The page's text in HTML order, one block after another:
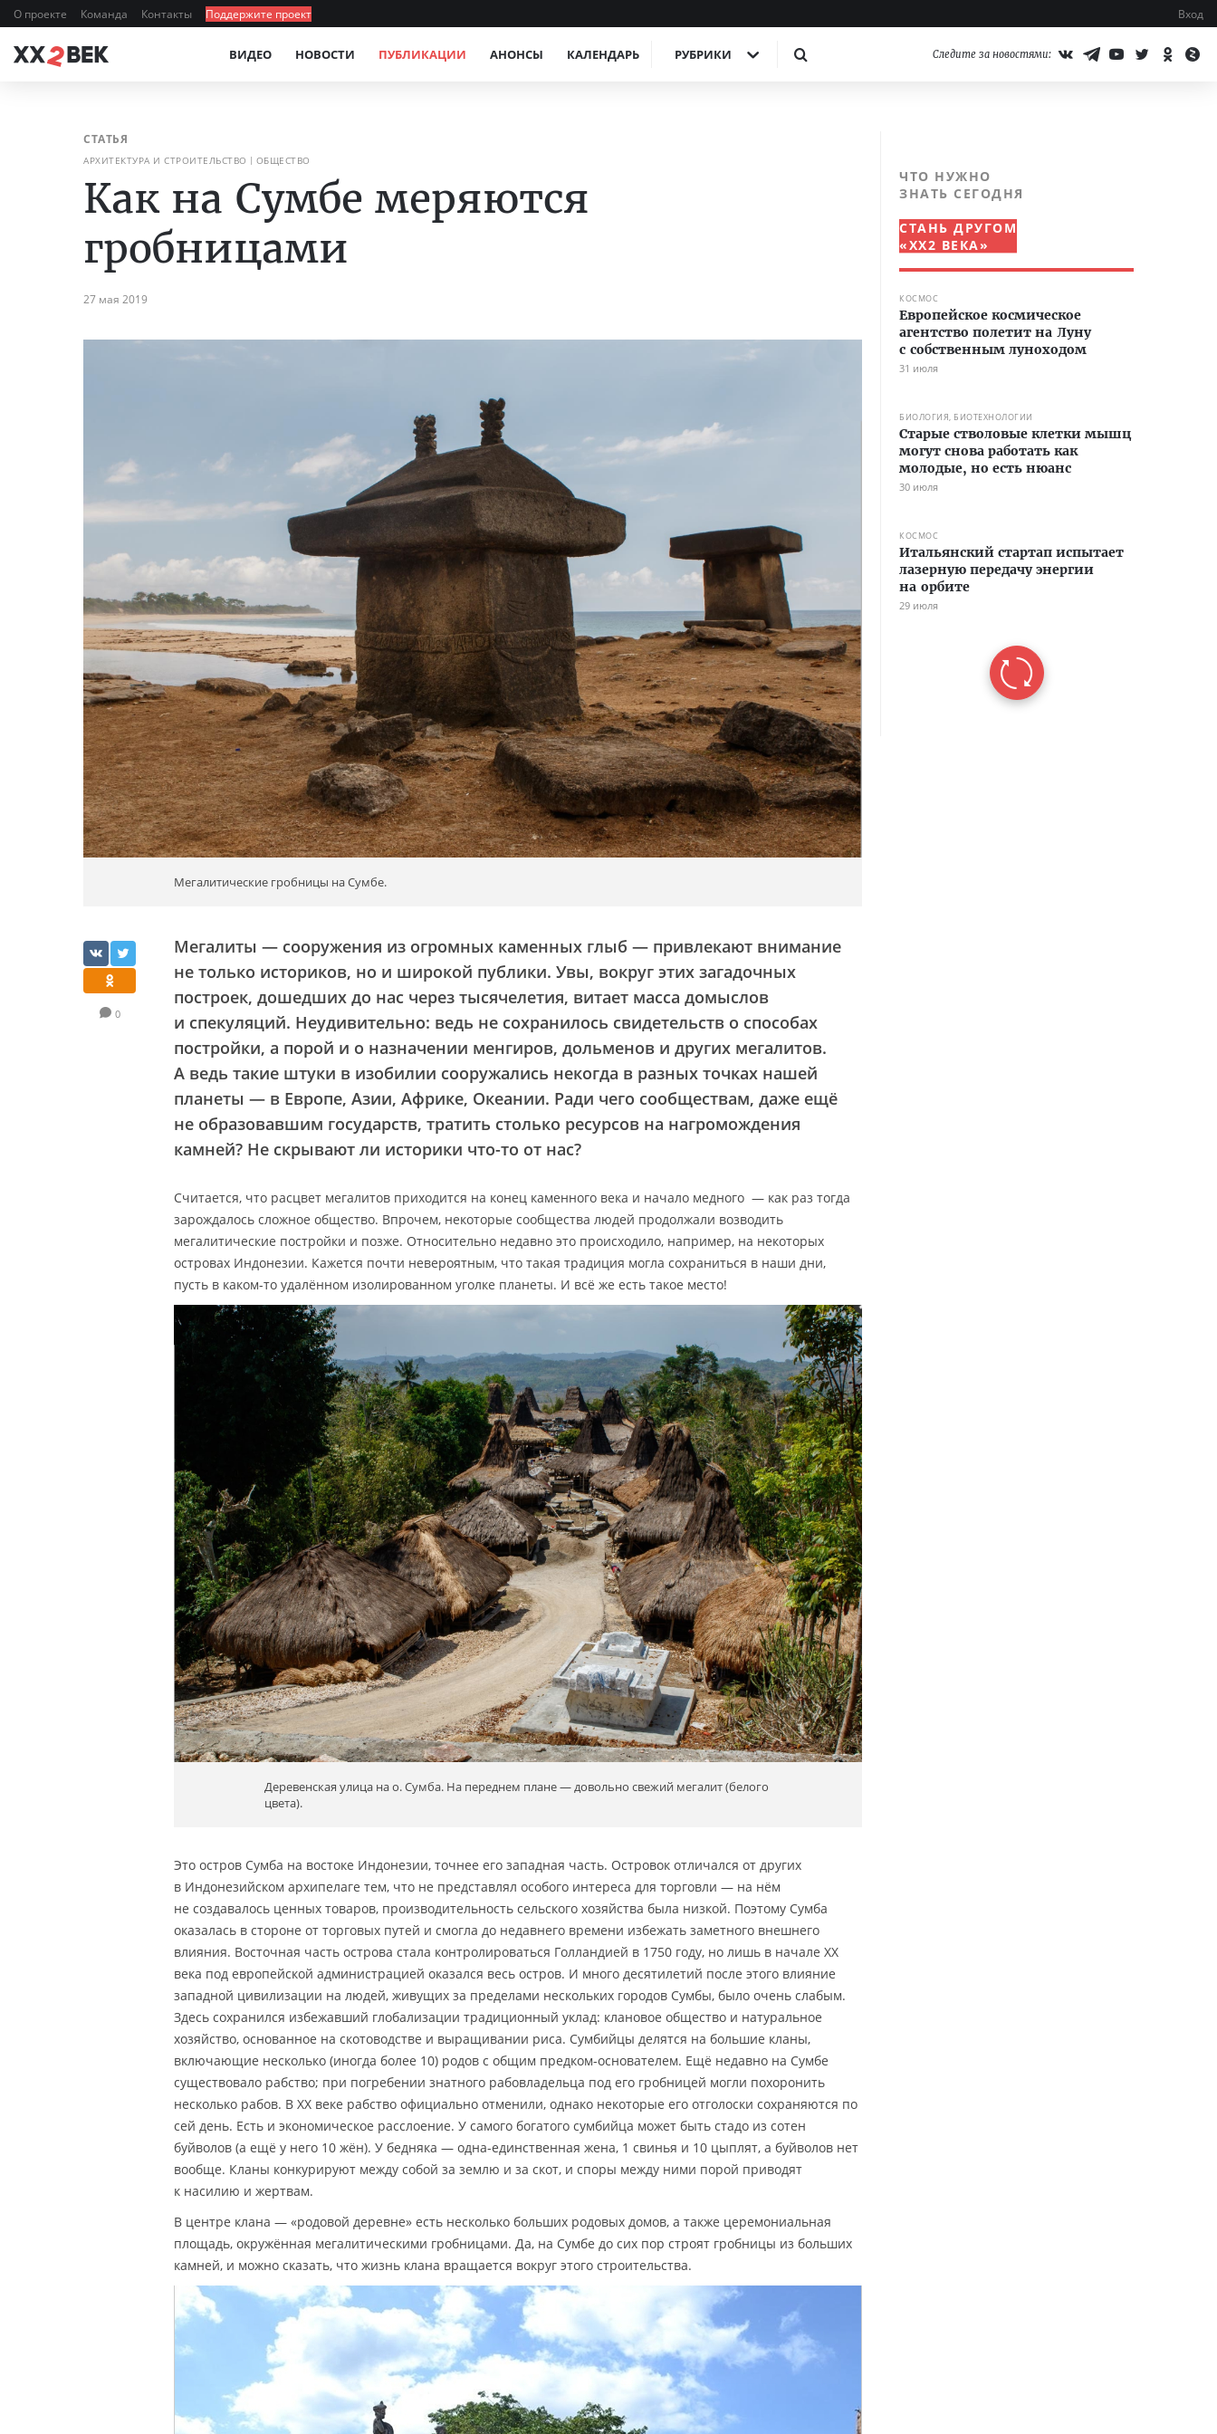
О проекте Команда Контакты Поддержите проект Вход
ВИДЕО НОВОСТИ ПУБЛИКАЦИИ АНОНСЫ КАЛЕНДАРЬ РУБРИКИ Следите за новостями:
СТАТЬЯ
АРХИТЕКТУРА И СТРОИТЕЛЬСТВО ОБЩЕСТВО
Как на Сумбе меряются
гробницами
27 мая 2019
Мегалитические гробницы на Сумбе.
0
Мегалиты — сооружения из огромных каменных глыб — привлекают внимание
не только историков, но и широкой публики. Увы, вокруг этих загадочных
построек, дошедших до нас через тысячелетия, витает масса домыслов
и спекуляций. Неудивительно: ведь не сохранилось свидетельств о способах
постройки, а порой и о назначении менгиров, дольменов и других мегалитов.
А ведь такие штуки в изобилии сооружались некогда в разных точках нашей
планеты — в Европе, Азии, Африке, Океании. Ради чего сообществам, даже ещё
не образовавшим государств, тратить столько ресурсов на нагромождения
камней? Не скрывают ли историки что-то от нас?
Считается, что расцвет мегалитов приходится на конец каменного века и начало медного — как раз тогда
зарождалось сложное общество. Впрочем, некоторые сообщества людей продолжали возводить
мегалитические постройки и позже. Относительно недавно это происходило, например, на некоторых
островах Индонезии. Кажется почти невероятным, что такая традиция могла сохраниться в наши дни,
пусть в каком-то удалённом изолированном уголке планеты. И всё же есть такое место!
Деревенская улица на о. Сумба. На переднем плане — довольно свежий мегалит (белого
цвета).
Это остров Сумба на востоке Индонезии, точнее его западная часть. Островок отличался от других
в Индонезийском архипелаге тем, что не представлял особого интереса для торговли — на нём
не создавалось ценных товаров, производительность сельского хозяйства была низкой. Поэтому Сумба
оказалась в стороне от торговых путей и смогла до недавнего времени избежать заметного внешнего
влияния. Восточная часть острова стала контролироваться Голландией в 1750 году, но лишь в начале XX
века под европейской администрацией оказался весь остров. И много десятилетий после этого влияние
западной цивилизации на людей, живущих за пределами нескольких городов Сумбы, было очень слабым.
Здесь сохранился избежавший глобализации традиционный уклад: клановое общество и натуральное
хозяйство, основанное на скотоводстве и выращивании риса. Сумбийцы делятся на большие кланы,
включающие несколько (иногда более 10) родов с общим предком-основателем. Ещё недавно на Сумбе
существовало рабство; при погребении знатного рабовладельца под его гробницей могли похоронить
несколько рабов. В XX веке рабство официально отменили, однако некоторые его отголоски сохраняются по
сей день. Есть и экономическое расслоение. У самого богатого сумбийца может быть стадо из сотен
буйволов (а ещё у него 10 жён). У бедняка — одна-единственная жена, 1 свинья и 10 цыплят, а буйволов нет
вообще. Кланы конкурируют между собой за землю и за скот, и споры между ними порой приводят
к насилию и жертвам.
В центре клана — «родовой деревне» есть несколько больших родовых домов, а также церемониальная
площадь, окружённая мегалитическими гробницами. Да, на Сумбе до сих пор строят гробницы из больших
камней, и можно сказать, что жизнь клана вращается вокруг этого строительства.
ЧТО НУЖНО
ЗНАТЬ СЕГОДНЯ
СТАНЬ ДРУГОМ
«XX2 ВЕКА»
КОСМОС
Европейское космическое
агентство полетит на Луну
с собственным луноходом
31 июля
БИОЛОГИЯ, БИОТЕХНОЛОГИИ
Старые стволовые клетки мышц
могут снова работать как
молодые, но есть нюанс
30 июля
КОСМОС
Итальянский стартап испытает
лазерную передачу энергии
на орбите
29 июля